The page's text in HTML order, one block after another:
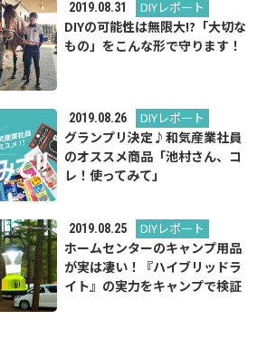
2019.08.31 DIYレポート
DIYの可能性は無限大!?「大切な
もの」をこんな形で守ります！
2019.08.26 DIYレポート
グランプリ決定♪和気産業社員
のオススメ商品「池村さん、コ
レ！使ってみて」
2019.08.25 DIYレポート
ホームセンターのキャンプ用品
が実は凄い！『ハイブリッドラ
イト』の実力をキャンプで検証